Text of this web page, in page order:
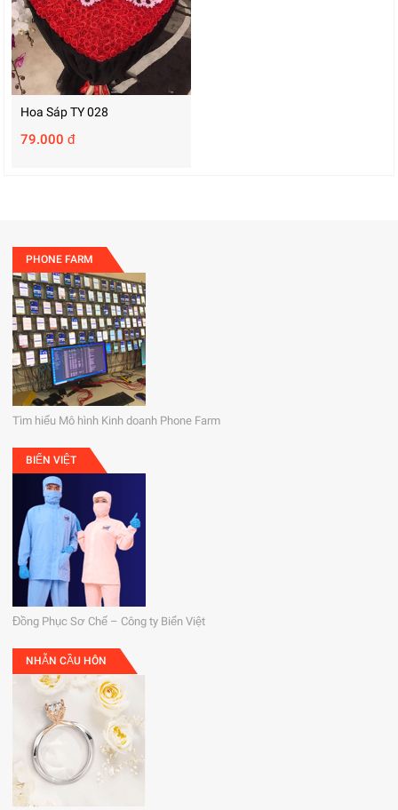
Hoa Sáp TY 028
79.000 đ
PHONE FARM
Tìm hiểu Mô hình Kinh doanh Phone Farm
BIỂN VIỆT
Đồng Phục Sơ Chế – Công ty Biển Việt
NHẪN CẦU HÔN